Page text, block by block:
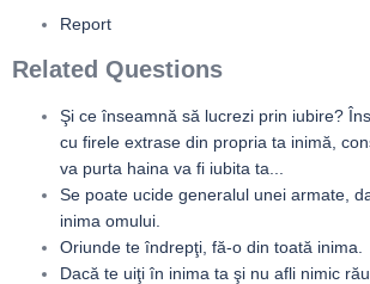
Report
Related Questions
Şi ce înseamnă să lucrezi prin iubire?
cu firele extrase din propria ta inimă,
va purta haina va fi iubita ta...
Se poate ucide generalul unei armate,
inima omului.
Oriunde te îndrepţi, fă-o din toată inima.
Dacă te uiţi în inima ta şi nu afli nimic